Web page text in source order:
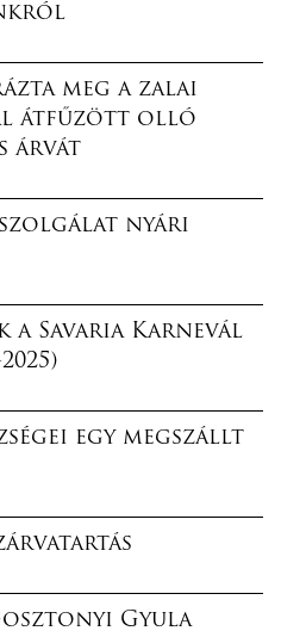
meg a zalai
átfűzött olló
árvát
nyári
a Savaria Karnevál
egy megszállt
Gyula